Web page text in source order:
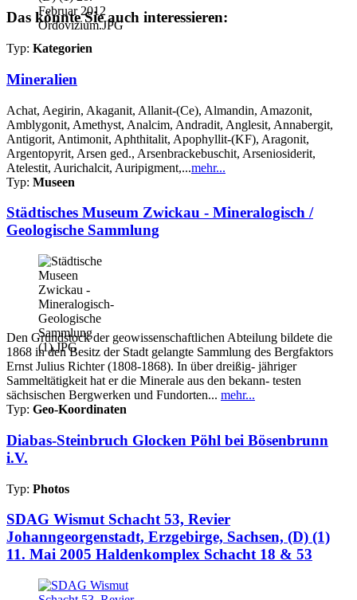
Das könnte Sie auch interessieren:
Typ: Kategorien
Mineralien
Achat, Aegirin, Akaganit, Allanit-(Ce), Almandin, Amazonit,
Amblygonit, Amethyst, Analcim, Andradit, Anglesit, Annabergit,
Antigorit, Antimonit, Aphthitalit, Apophyllit-(KF), Aragonit,
Argentopyrit, Arsen ged., Arsenbrackebuschit, Arseniosiderit,
Atelestit, Aurichalcit, Auripigment,...mehr...
Typ: Museen
Städtisches Museum Zwickau - Mineralogisch /
Geologische Sammlung
Den Grundstock der geowissenschaftlichen Abteilung bildete die
1868 in den Besitz der Stadt gelangte Sammlung des Bergfaktors
Ernst Julius Richter (1808-1868). In über dreißig- jähriger
Sammeltätigkeit hat er die Minerale aus den bekann- testen
sächsischen Bergwerken und Fundorten... mehr...
Typ: Geo-Koordinaten
Diabas-Steinbruch Glocken Pöhl bei Bösenbrunn
i.V.
Typ: Photos
SDAG Wismut Schacht 53, Revier
Johanngeorgenstadt, Erzgebirge, Sachsen, (D) (1)
11. Mai 2005 Haldenkomplex Schacht 18 & 53